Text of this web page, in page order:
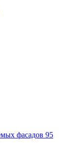
фасадов 95